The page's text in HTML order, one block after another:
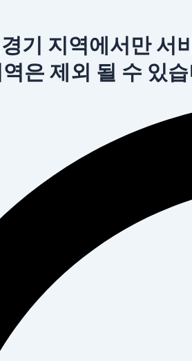
기 지역에서만 서
은 제외 될 수 있